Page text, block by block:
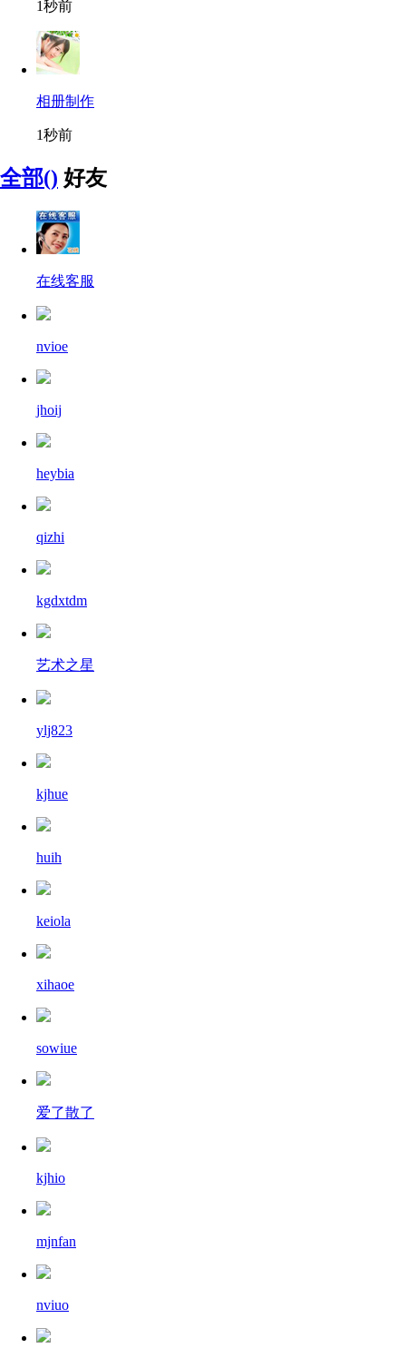
1秒前
相册制作
1秒前
全部() 好友
在线客服
nvioe
jhoij
heybia
qizhi
kgdxtdm
艺术之星
ylj823
kjhue
huih
keiola
xihaoe
sowiue
爱了散了
kjhio
mjnfan
nviuo